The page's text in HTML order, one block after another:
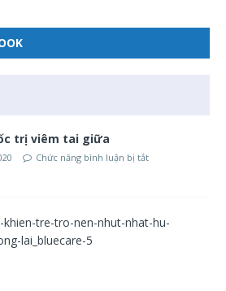
trị viêm tai giữa
Chức năng bình luận bị tắt